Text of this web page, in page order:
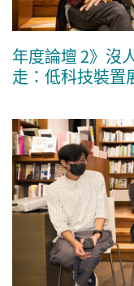
年度論壇 2》沒
走：低科技裝置